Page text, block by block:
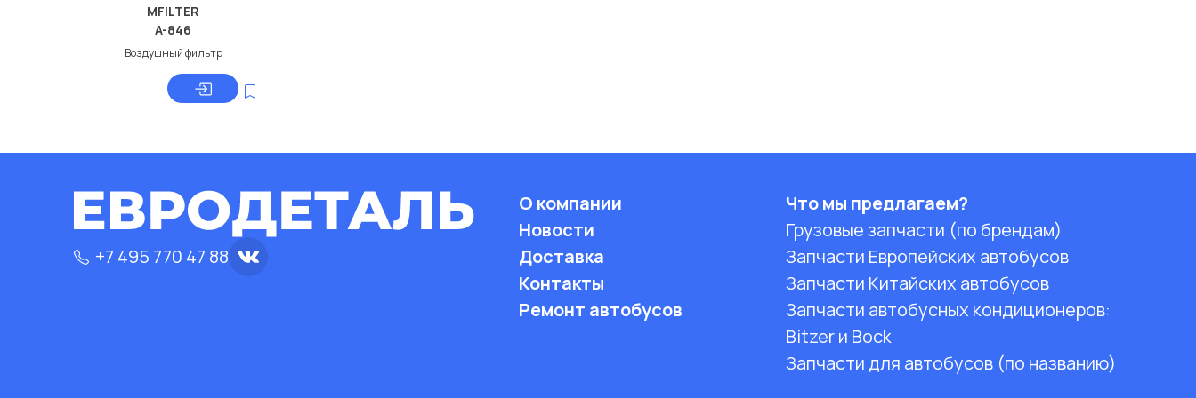
MFILTER
A-846
Воздушный фильтр
+7 495 770 47 88
О компании
Новости
Доставка
Контакты
Ремонт автобусов
Что мы предлагаем?
Грузовые запчасти (по брендам)
Запчасти Европейских автобусов
Запчасти Китайских автобусов
Запчасти автобусных кондиционеров:
Bitzer и Bock
Запчасти для автобусов (по названию)